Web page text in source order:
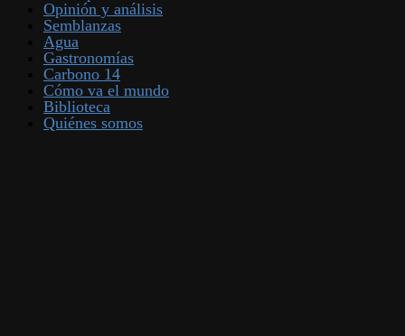
Opinión y análisis
Semblanzas
Agua
Gastronomías
Carbono 14
Cómo va el mundo
Biblioteca
Quiénes somos